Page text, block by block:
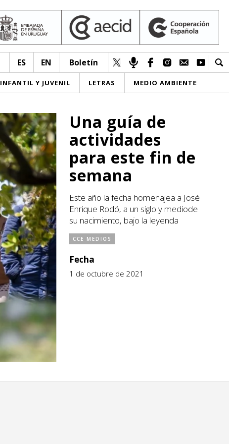
ES EN Boletín
INFANTIL Y JUVENIL LETRAS MEDIO AMBIENTE
Una guía de
actividades
para este fin de
semana
Este año la fecha homenajea a José
Enrique Rodó, a un siglo y mediode
su nacimiento, bajo la leyenda
CCE MEDIOS
Fecha
1 de octubre de 2021